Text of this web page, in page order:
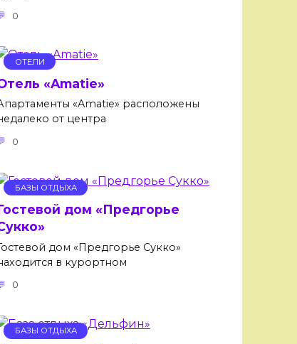
0
ОТЕЛИ
«Amatie»
«Amatie» расположены
от центра
0
БАЗЫ ОТДЫХА
дом «Предгорье
дом «Предгорье Сукко»
в курортном
0
БАЗЫ ОТДЫХА